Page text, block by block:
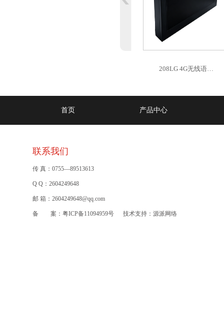
208LG 4G无线语…
首页 产品中心
联系我们
传 真：0755—89513613
Q Q：2604249648
邮 箱：2604249648@qq.com
备 案： 粤ICP备11094959号 技术支持： 源派网络